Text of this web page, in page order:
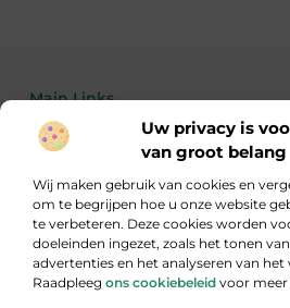
Uw privacy is
van groot belang
Wij maken gebruik van cookies en
om te begrijpen hoe u onze website
te verbeteren. Deze cookies worden
doeleinden ingezet, zoals het tonen
advertenties en het analyseren van het
Raadpleeg ons cookiebeleid voor
Main Links
Bekende Nederlanders
Inzicht, inspiratie en
Een gevarieerde verzameling blogs